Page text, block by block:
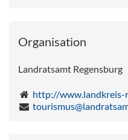
Organisation
Landratsamt Regensburg
http://www.landkreis-